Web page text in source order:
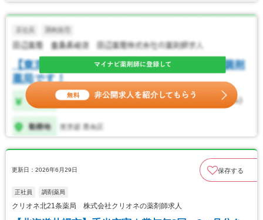
更新日：2026年6月29日 保存する
正社員 調剤薬局
クリオネ北21条薬局 株式会社クリオネの薬剤師求人